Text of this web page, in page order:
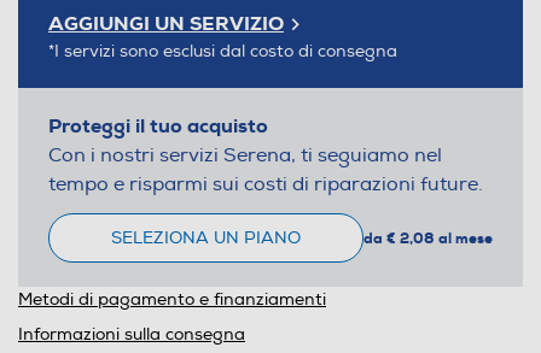
AGGIUNGI UN SERVIZIO
*I servizi sono esclusi dal costo di consegna
Proteggi il tuo acquisto
Con i nostri servizi Serena, ti seguiamo nel
tempo e risparmi sui costi di riparazioni future.
SELEZIONA UN PIANO da € 2,08 al mese
Metodi di pagamento e finanziamenti
Informazioni sulla consegna